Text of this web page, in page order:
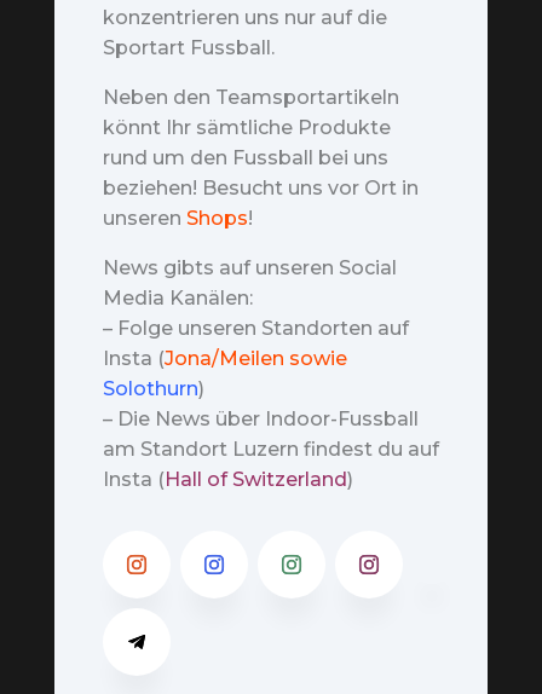
konzentrieren uns nur auf die
Sportart Fussball.
Neben den Teamsportartikeln
könnt Ihr sämtliche Produkte
rund um den Fussball bei uns
beziehen! Besucht uns vor Ort in
unseren Shops!
News gibts auf unseren Social
Media Kanälen:
– Folge unseren Standorten auf
Insta (Jona/Meilen sowie
Solothurn)
– Die News über Indoor-Fussball
am Standort Luzern findest du auf
Insta (Hall of Switzerland)